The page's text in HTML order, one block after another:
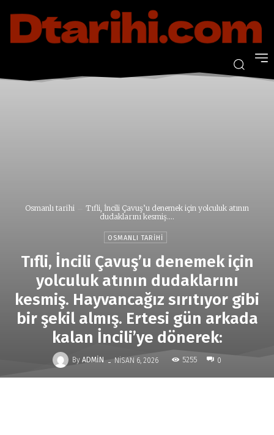
Osmanlı tarihi
Tıfli, İncili Çavuş’u denemek için yolculuk atının
dudaklarını kesmiş....
OSMANLI TARIHI
Tıfli, İncili Çavuş’u denemek için
yolculuk atının dudaklarını
kesmiş. Hayvancağız sırıtıyor gibi
bir şekil almış. Ertesi gün arkada
kalan İncili’ye dönerek:
By ADMIN - NISAN 6, 2026 5255 0